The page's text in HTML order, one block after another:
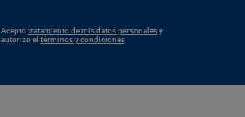
Aceptotratamiento de mis datos personalesy
autorizo el términos y condiciones